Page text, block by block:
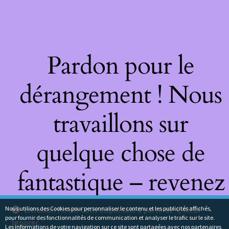
Livraison Relais Colis disponible à partir de 4,40Eur
Ignorer
Pardon pour le
dérangement ! Nous
travaillons sur
quelque chose de
fantastique – revenez
bientôt !
Nous utilions des Cookies pour personnaliser le contenu et les publicités affichés,
pour fournir des fonctionnalités de communication et analyser le trafic sur le site.
Les informations de votre navigation sur ce site sont partagées avec nos partenaires